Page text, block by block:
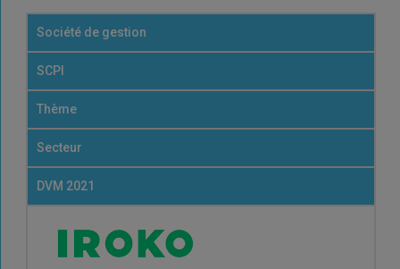
Société de gestion
SCPI
Thème
Secteur
DVM 2021